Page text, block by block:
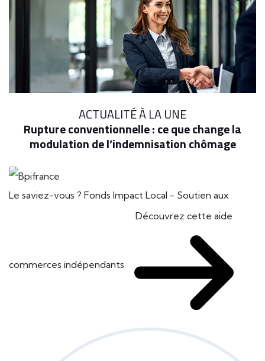
ACTUALITÉ À LA UNE
Rupture conventionnelle : ce que change la
modulation de l’indemnisation chômage
Le saviez-vous ? Fonds Impact Local - Soutien aux
commerces indépendants
Découvrez cette aide